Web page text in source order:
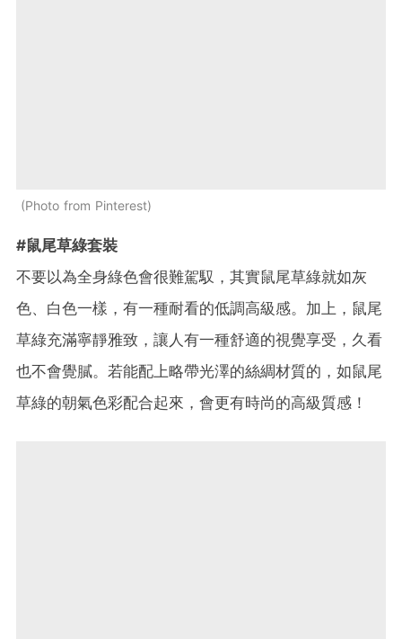
Photo from Pinterest
#鼠尾草綠套裝
不要以為全身綠色會很難駕馭，其實鼠尾草綠就如灰
色、白色一樣，有一種耐看的低調高級感。加上，鼠尾
草綠充滿寧靜雅致，讓人有一種舒適的視覺享受，久看
也不會覺膩。若能配上略帶光澤的絲綢材質的，如鼠尾
草綠的朝氣色彩配合起來，會更有時尚的高級質感！